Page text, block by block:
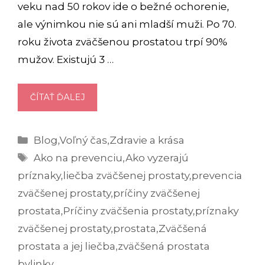
veku nad 50 rokov ide o bežné ochorenie,
ale výnimkou nie sú ani mladší muži. Po 70.
roku života zväčšenou prostatou trpí 90%
mužov. Existujú 3 …
ČÍTAŤ ĎALEJ
PROSTATA:
SÚ
JEJ
PRÍZNAKY,
A
PREVENCIA?
Kategórie
Blog,Voľný čas,Zdravie a krása
Značky
Ako na prevenciu,Ako vyzerajú
príznaky,liečba zväčšenej prostaty,prevencia
zväčšenej prostaty,príčiny zväčšenej
prostata,Príčiny zväčšenia prostaty,príznaky
zväčšenej prostaty,prostata,Zväčšená
prostata a jej liečba,zväčšená prostata